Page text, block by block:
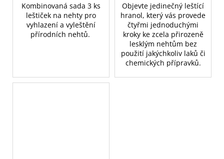
Kombinovaná sada 3 ks
leštiček na nehty pro
vyhlazení a vyleštění
přírodních nehtů.
Objevte jedinečný leštící
hranol, který vás provede
čtyřmi jednoduchými
kroky ke zcela přirozeně
lesklým nehtům bez
použití jakýchkoliv laků či
chemických přípravků.